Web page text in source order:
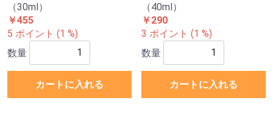
（30ml）
￥455
5 ポイント (1 %)
数量
カートに入れる
（40ml）
￥290
3 ポイント (1 %)
数量
カートに入れる